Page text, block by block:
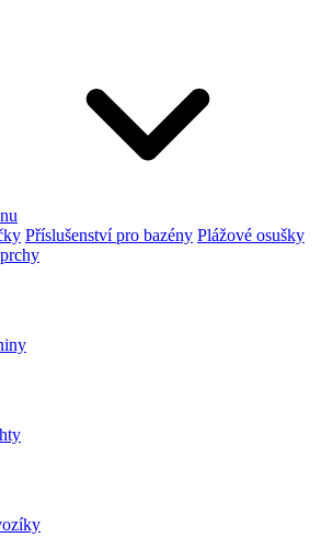
Příslušenství pro bazény Plážové osušky